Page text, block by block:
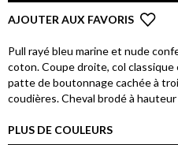
AJOUTER AUX FAVORIS
Pull rayé bleu marine et nude
coton. Coupe droite, col
patte de boutonnage cachée à
coudières. Cheval brodé à
PLUS DE COULEURS